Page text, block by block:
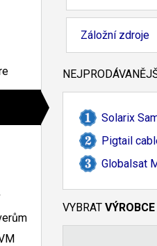
Záložní zdroje
Solarix
Pigtail
Globalsat
VYBRAT VÝROBCE